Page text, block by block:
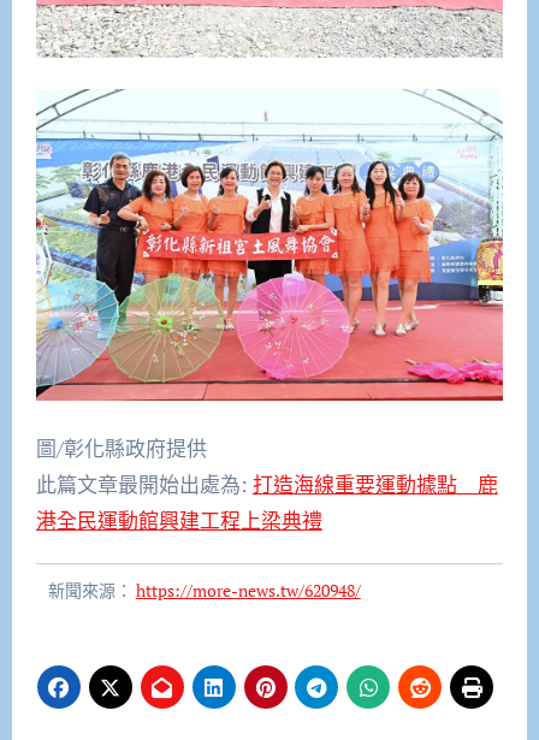
圖/彰化縣政府提供
此篇文章最開始出處為: 打造海線重要運動據點 鹿
港全民運動館興建工程上梁典禮
新聞來源： https://more-news.tw/620948/